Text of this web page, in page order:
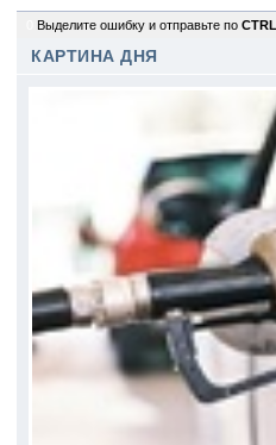
Выделите ошибку и отправьте по
КАРТИНА ДНЯ